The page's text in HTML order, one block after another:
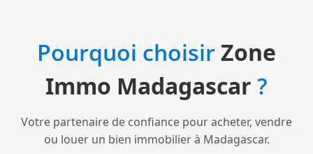
Pourquoi choisirZone
Immo Madagascar ?
Votre partenaire de confiance pour acheter, vendre
ou louer un bien immobilier à Madagascar.